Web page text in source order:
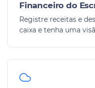
Financeiro do
Registre receitas e
caixa e tenha uma